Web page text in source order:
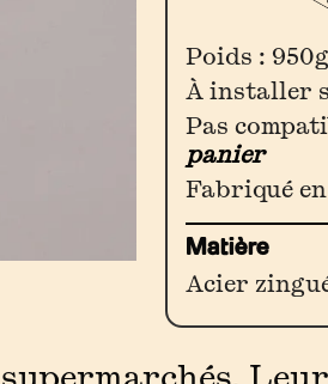
Poids :
À installer
Pas
panier
Fabriqué
Matière
Acier